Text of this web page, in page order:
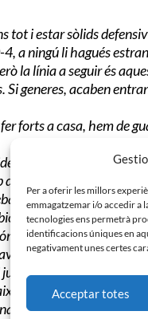
Per a oferir les millors
emmagatzemar i/o accedir a
tecnologies ens permetrà
identificacions úniques en
negativament unes certes
Acceptar totes
tot i estar sòlids
a ningú li hagués
la línia a seguir és
generes, acaben
forts a casa, hem de
defensiva.
l’Hèrcules estàvem
i això es reflexa als
on es volien fer
una mica complicats
et marca un partit i
et val. Veig a la gent